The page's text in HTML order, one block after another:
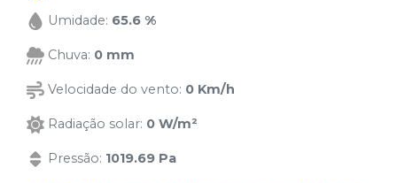
Umidade: 65.6 %
Chuva: 0 mm
Velocidade do vento: 0 Km/h
Radiação solar: 0 W/m²
Pressão: 1019.69 Pa